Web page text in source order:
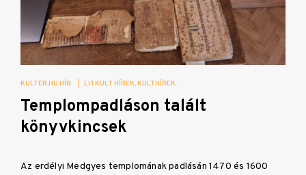
KULTER.HU HÍR LITKULT HÍREK KULTHÍREK
Templompadláson talált
könyvkincsek
Az erdélyi Medgyes templomának padlásán 1470 és 1600